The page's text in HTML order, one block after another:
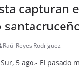
capturan
Raúl Reyes Rodríguez
5 ago.- El pasado